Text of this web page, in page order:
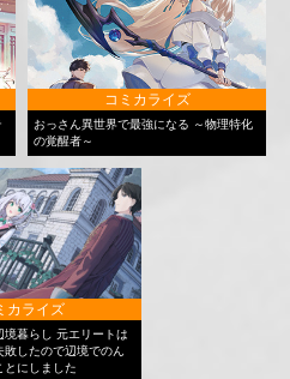
コミカライズ
おっさん異世界で最強になる ～物理特化
の覚醒者～
カライズ
境暮らし 元エリートは
敗したので辺境でのん
とにしました